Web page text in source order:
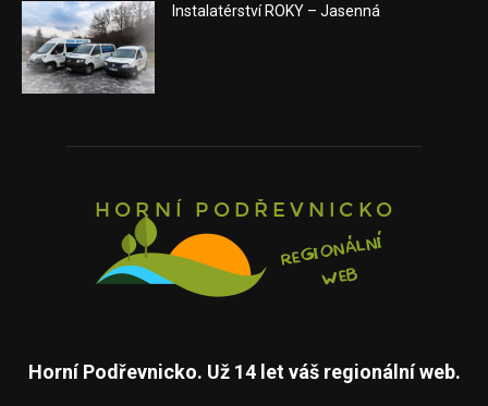
Instalatérství ROKY – Jasenná
Horní Podřevnicko. Už 14 let váš regionální web.